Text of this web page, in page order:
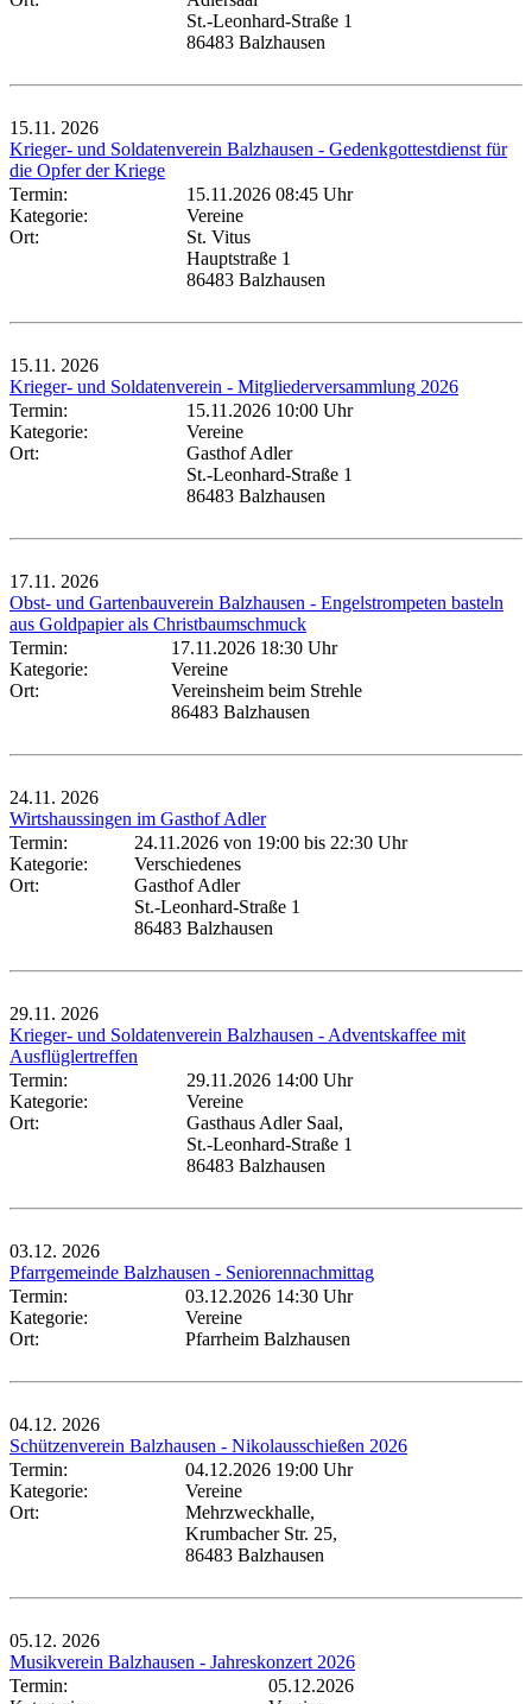
St.-Leonhard-Straße 1
86483 Balzhausen
15.11. 2026
Krieger- und Soldatenverein Balzhausen - Gedenkgottestdienst für
die Opfer der Kriege
Termin:
15.11.2026 08:45 Uhr
Kategorie:
Vereine
Ort:
St. Vitus
Hauptstraße 1
86483 Balzhausen
15.11. 2026
Krieger- und Soldatenverein - Mitgliederversammlung 2026
Termin:
15.11.2026 10:00 Uhr
Kategorie:
Vereine
Ort:
Gasthof Adler
St.-Leonhard-Straße 1
86483 Balzhausen
17.11. 2026
Obst- und Gartenbauverein Balzhausen - Engelstrompeten basteln
aus Goldpapier als Christbaumschmuck
Termin:
17.11.2026 18:30 Uhr
Kategorie:
Vereine
Ort:
Vereinsheim beim Strehle
86483 Balzhausen
24.11. 2026
Wirtshaussingen im Gasthof Adler
Termin:
24.11.2026 von 19:00 bis 22:30 Uhr
Kategorie:
Verschiedenes
Ort:
Gasthof Adler
St.-Leonhard-Straße 1
86483 Balzhausen
29.11. 2026
Krieger- und Soldatenverein Balzhausen - Adventskaffee mit
Ausflüglertreffen
Termin:
29.11.2026 14:00 Uhr
Kategorie:
Vereine
Ort:
Gasthaus Adler Saal,
St.-Leonhard-Straße 1
86483 Balzhausen
03.12. 2026
Pfarrgemeinde Balzhausen - Seniorennachmittag
Termin:
03.12.2026 14:30 Uhr
Kategorie:
Vereine
Ort:
Pfarrheim Balzhausen
04.12. 2026
Schützenverein Balzhausen - Nikolausschießen 2026
Termin:
04.12.2026 19:00 Uhr
Kategorie:
Vereine
Ort:
Mehrzweckhalle,
Krumbacher Str. 25,
86483 Balzhausen
05.12. 2026
Musikverein Balzhausen - Jahreskonzert 2026
Termin:
05.12.2026